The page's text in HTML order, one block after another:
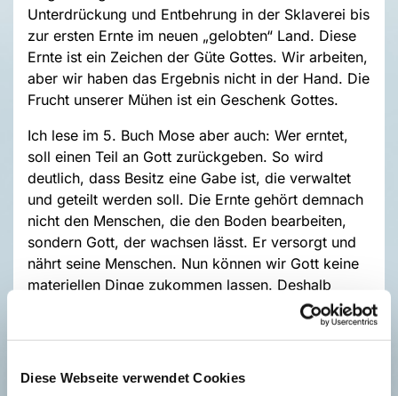
Diese Webseite verwendet Cookies
Unterdrückung und Entbehrung in der Sklaverei bis
zur ersten Ernte im neuen „gelobten“ Land. Diese
Ernte ist ein Zeichen der Güte Gottes. Wir arbeiten,
aber wir haben das Ergebnis nicht in der Hand. Die
Frucht unserer Mühen ist ein Geschenk Gottes.
Ich lese im 5. Buch Mose aber auch: Wer erntet,
soll einen Teil an Gott zurückgeben. So wird
deutlich, dass Besitz eine Gabe ist, die verwaltet
und geteilt werden soll. Die Ernte gehört demnach
nicht den Menschen, die den Boden bearbeiten,
sondern Gott, der wachsen lässt. Er versorgt und
nährt seine Menschen. Nun können wir Gott keine
materiellen Dinge zukommen lassen. Deshalb
sollen wir den Teil, der ihm zusteht, anderen
Menschen geben, damit auch die versorgt sind, die
des Teilens: Einkaufen, Einladen und Abgeben. In